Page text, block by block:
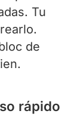
Tu
de
rápido